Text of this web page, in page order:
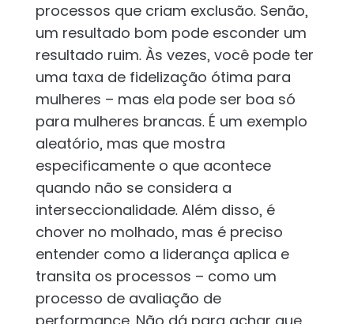
processos que criam exclusão. Senão,
um resultado bom pode esconder um
resultado ruim. Às vezes, você pode ter
uma taxa de fidelização ótima para
mulheres – mas ela pode ser boa só
para mulheres brancas. É um exemplo
aleatório, mas que mostra
especificamente o que acontece
quando não se considera a
interseccionalidade. Além disso, é
chover no molhado, mas é preciso
entender como a liderança aplica e
transita os processos – como um
processo de avaliação de